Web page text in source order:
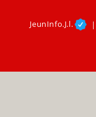
JeunInfo.J.l.